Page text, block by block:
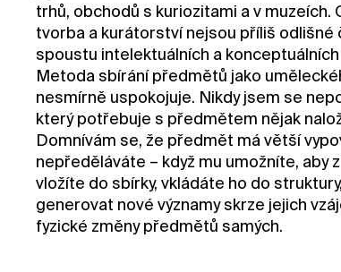
trhů, obchodů s kuriozitami a v muzeích.
tvorba a kurátorství nejsou příliš odlišné
spoustu intelektuálních a
Metoda sbírání předmětů jako
nesmírně uspokojuje. Nikdy jsem se
který potřebuje s předmětem nějak
Domnívám se, že předmět má větší
nepředěláváte – když mu umožníte, aby
vložíte do sbírky, vkládáte ho do
generovat nové významy skrze jejich
fyzické změny předmětů samých.